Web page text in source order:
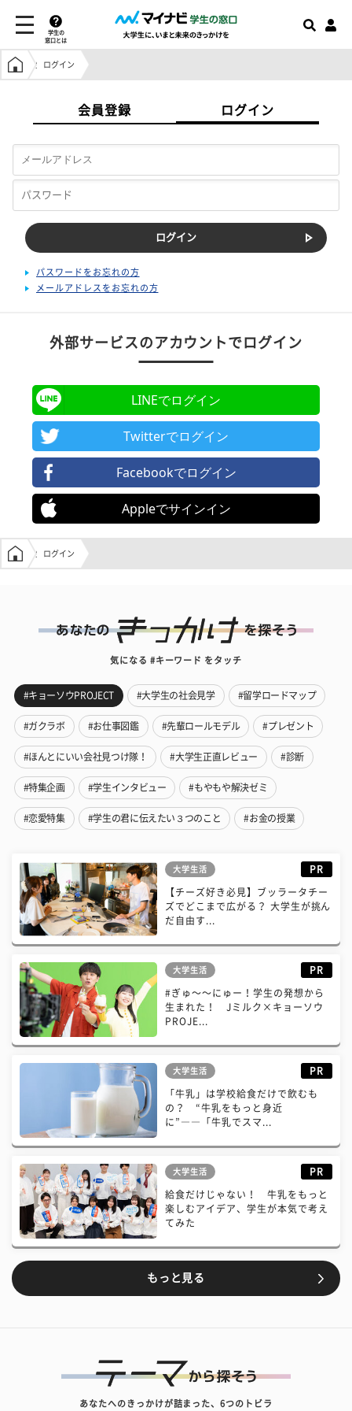
学生の
窓口とは
学生の窓口トップ
ログイン
会員登録 ログイン
パスワードをお忘れの方
メールアドレスをお忘れの方
外部サービスのアカウントでログイン
LINEでログイン
Twitterでログイン
Facebookでログイン
Appleでサインイン
学生の窓口トップ
ログイン
気になる #キーワード をタッチ
#キョーソウPROJECT #大学生の社会見学 #留学ロードマップ
#ガクラボ #お仕事図鑑 #先輩ロールモデル #プレゼント
#ほんとにいい会社見つけ隊！ #大学生正直レビュー #診断
#特集企画 #学生インタビュー #もやもや解決ゼミ
#恋愛特集 #学生の君に伝えたい３つのこと #お金の授業
大学生活 PR
【チーズ好き必見】ブッラータチー
ズでどこまで広がる？ 大学生が挑ん
だ自由す...
大学生活 PR
#ぎゅ〜〜にゅー！学生の発想から
生まれた！ Jミルク×キョーソウ
PROJE...
大学生活 PR
「牛乳」は学校給食だけで飲むも
の？ “牛乳をもっと身近
に”――「牛乳でスマ...
大学生活 PR
給食だけじゃない！ 牛乳をもっと
楽しむアイデア、学生が本気で考え
てみた
もっと見る
あなたへのきっかけが詰まった、6つのトビラ